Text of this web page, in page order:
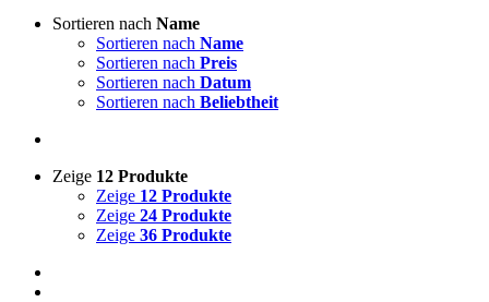
Sortieren nach Name
Sortieren nach Name
Sortieren nach Preis
Sortieren nach Datum
Sortieren nach Beliebtheit
Zeige 12 Produkte
Zeige 12 Produkte
Zeige 24 Produkte
Zeige 36 Produkte